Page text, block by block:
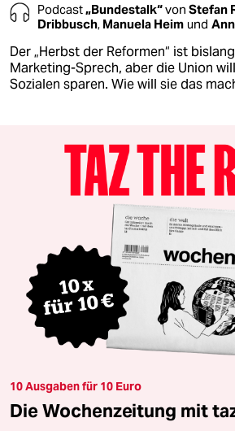
Podcast„Bundestalk“von Stefan
Dribbusch, Manuela Heim und
Der „Herbst der Reformen“ ist
Marketing-Sprech, aber die Union
Sozialen sparen. Wie will sie das
10 Ausgaben für 10 Euro
Die Wochenzeitung mit